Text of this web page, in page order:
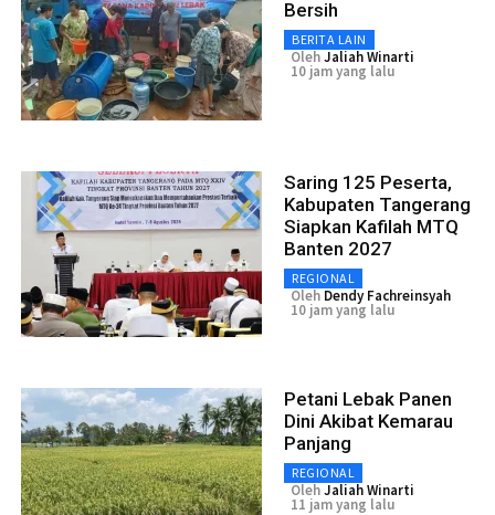
Bersih
BERITA LAIN
OlehJaliah Winarti
10 jam yang lalu
Saring 125 Peserta,
Kabupaten Tangerang
Siapkan Kafilah MTQ
Banten 2027
REGIONAL
Oleh Dendy Fachreinsyah
10 jam yang lalu
Petani Lebak Panen
Dini Akibat Kemarau
Panjang
REGIONAL
OlehJaliah Winarti
11 jam yang lalu